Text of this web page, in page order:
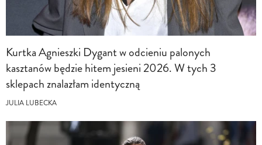
Kurtka Agnieszki Dygant w odcieniu palonych
kasztanów będzie hitem jesieni 2026. W tych 3
sklepach znalazłam identyczną
JULIA LUBECKA